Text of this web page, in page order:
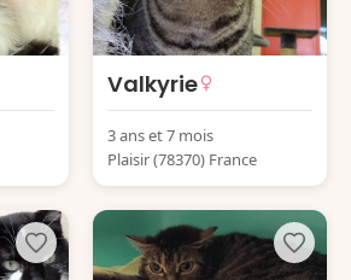
Valkyrie
3 ans et 7 mois
Plaisir (78370) France